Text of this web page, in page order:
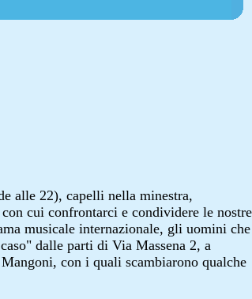
alle 22), capelli nella minestra,
cui confrontarci e condividere le nostre
musicale internazionale, gli uomini che
dalle parti di Via Massena 2, a
con i quali scambiarono qualche